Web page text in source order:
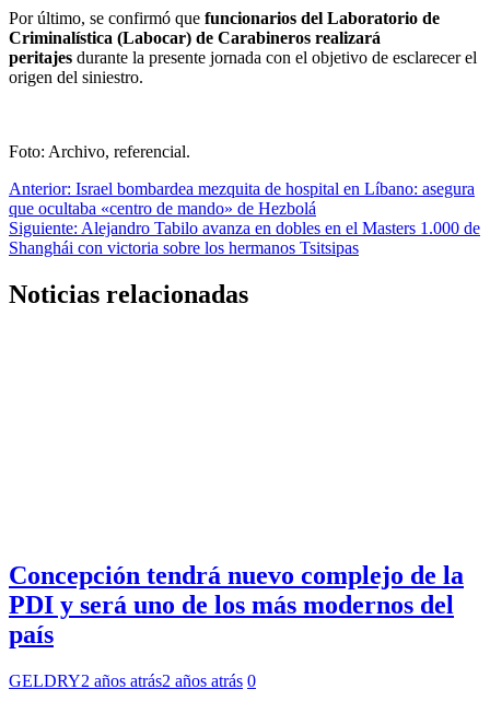
Por último, se confirmó que funcionarios del Laboratorio de
Criminalística (Labocar) de Carabineros realizará
peritajes durante la presente jornada con el objetivo de esclarecer el
origen del siniestro.
Foto: Archivo, referencial.
Navegación
de
entradas
Anterior: Israel bombardea mezquita de hospital en Líbano: asegura
que ocultaba «centro de mando» de Hezbolá
Siguiente: Alejandro Tabilo avanza en dobles en el Masters 1.000 de
Shanghái con victoria sobre los hermanos Tsitsipas
Noticias relacionadas
Concepción tendrá nuevo complejo de la
PDI y será uno de los más modernos del
país
GELDRY2 años atrás2 años atrás 0